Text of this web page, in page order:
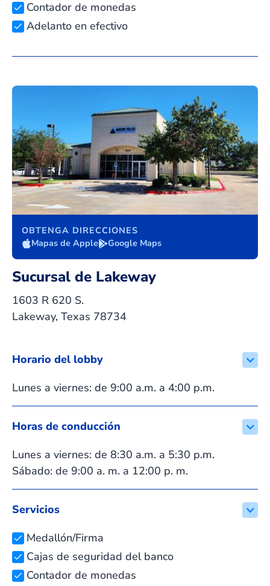
Contador de monedas
Adelanto en efectivo
OBTENGA DIRECCIONES
Mapas de Apple
Google Maps
Sucursal de Lakeway
1603 R 620 S.
Lakeway, Texas 78734
Horario del lobby
Lunes a viernes: de 9:00 a.m. a 4:00 p.m.
Horas de conducción
Lunes a viernes: de 8:30 a.m. a 5:30 p.m.
Sábado: de 9:00 a. m. a 12:00 p. m.
Servicios
Medallón/Firma
Cajas de seguridad del banco
Contador de monedas